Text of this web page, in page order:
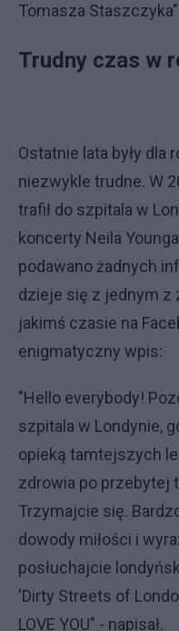
Tomasza
Trudny czas w
Ostatnie lata były dla
niezwykle trudne. W
trafił do szpitala w
koncerty Neila
podawano żadnych
dzieje się z jednym z
jakimś czasie na
enigmatyczny wpis:
"Hello everybody!
szpitala w Londynie,
opieką tamtejszych
zdrowia po przebytej
Trzymajcie się.
dowody miłości i
posłuchajcie
'Dirty Streets of
LOVE YOU" - napisał.